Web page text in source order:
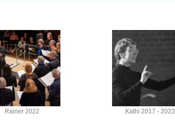
Kathi 2017 - 2022 Anna 2015 - 2017